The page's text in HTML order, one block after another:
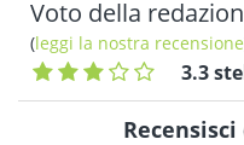
Voto della
(leggi la nostra recensione
3.3